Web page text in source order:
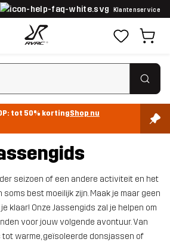
Klantenservice
tot 50% kortingShop nu
seizoen of een andere activiteit en het
best moeilijk zijn. Maak je maar geen
klaar! Onze Jassengids zal je helpen om
voor jouw volgende avontuur. Van
warme, geïsoleerde donsjassen of